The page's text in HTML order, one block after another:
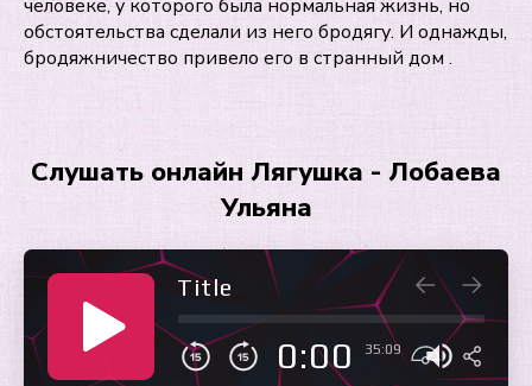
человеке, у которого была нормальная жизнь, но
обстоятельства сделали из него бродягу. И однажды,
бродяжничество привело его в странный дом .
Слушать онлайн Лягушка - Лобаева
Ульяна
Title
0:00 35:09